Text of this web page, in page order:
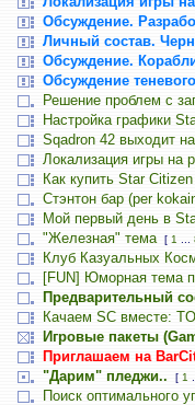
Обсуждение.
Личный состав.
Обсуждение.
Обсуждение
Решение проблем с
Настройка графики
Sqadron 42 выходит
Локализация игры на
Как купить Star
Стэнтон бар (per
Мой первый день в
"Железная" тема [ 1
Клуб Казуальных
[FUN] Юморная тема
Предварительный
Качаем SC вместе:
Игровые пакеты
Приглашаем на
"Дарим" пледжи.. [ 1
Поиск оптимального